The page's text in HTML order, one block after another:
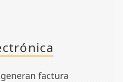
factura